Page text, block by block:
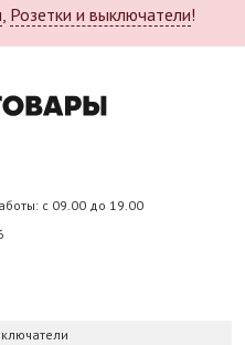
, Розетки и выключатели!
с 09.00 до 19.00